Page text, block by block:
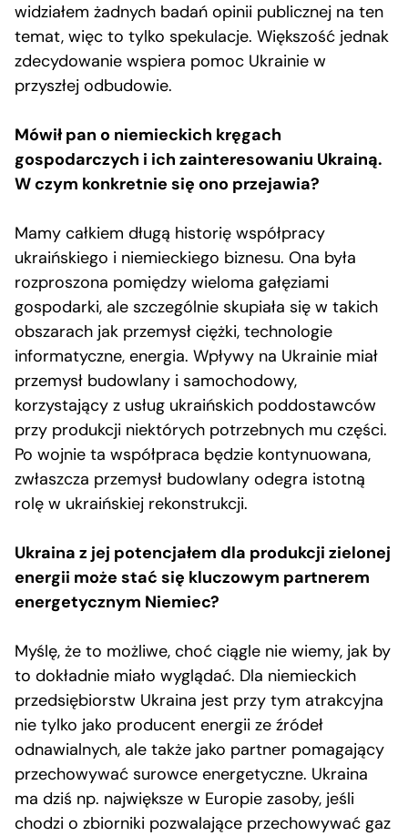
widziałem żadnych badań opinii publicznej na ten
temat, więc to tylko spekulacje. Większość jednak
zdecydowanie wspiera pomoc Ukrainie w
przyszłej odbudowie.
Mówił pan o niemieckich kręgach
gospodarczych i ich zainteresowaniu Ukrainą.
W czym konkretnie się ono przejawia?
Mamy całkiem długą historię współpracy
ukraińskiego i niemieckiego biznesu. Ona była
rozproszona pomiędzy wieloma gałęziami
gospodarki, ale szczególnie skupiała się w takich
obszarach jak przemysł ciężki, technologie
informatyczne, energia. Wpływy na Ukrainie miał
przemysł budowlany i samochodowy,
korzystający z usług ukraińskich poddostawców
przy produkcji niektórych potrzebnych mu części.
Po wojnie ta współpraca będzie kontynuowana,
zwłaszcza przemysł budowlany odegra istotną
rolę w ukraińskiej rekonstrukcji.
Ukraina z jej potencjałem dla produkcji zielonej
energii może stać się kluczowym partnerem
energetycznym Niemiec?
Myślę, że to możliwe, choć ciągle nie wiemy, jak by
to dokładnie miało wyglądać. Dla niemieckich
przedsiębiorstw Ukraina jest przy tym atrakcyjna
nie tylko jako producent energii ze źródeł
odnawialnych, ale także jako partner pomagający
przechowywać surowce energetyczne. Ukraina
ma dziś np. największe w Europie zasoby, jeśli
chodzi o zbiorniki pozwalające przechowywać gaz